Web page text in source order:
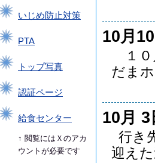
いじめ防止対策
PTA
トップ写真
認証ページ
給食センター
↑ 閲覧にはＸのアカ
ウントが必要です
10月
１０
だま
10月
行き
迎え